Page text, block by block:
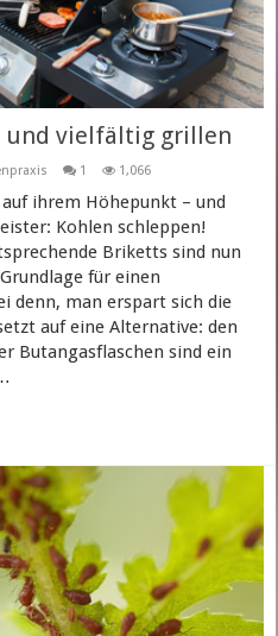
und vielfältig grillen
1 1,066
ihrem Höhepunkt – und
Kohlen schleppen!
Briketts sind nun
für einen
denn, man erspart sich die
auf eine Alternative: den
Butangasflaschen sind ein